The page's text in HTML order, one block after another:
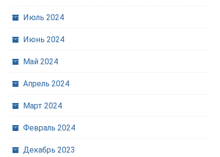
Июль 2024
Июнь 2024
Май 2024
Апрель 2024
Март 2024
Февраль 2024
Декабрь 2023